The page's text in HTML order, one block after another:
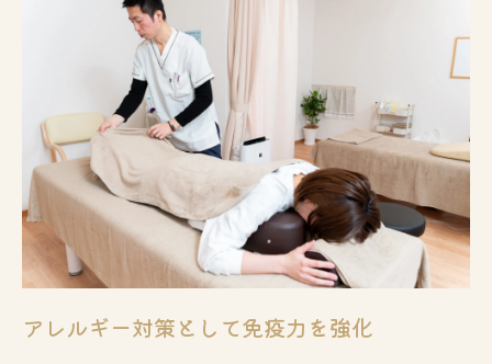
アレルギー対策として免疫力を強化